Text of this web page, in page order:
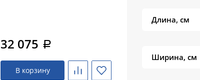
Длина, см
Ширина, см
32 075 a
В корзину